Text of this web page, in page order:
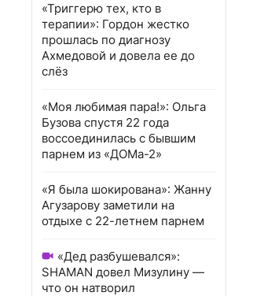
«Триггерю тех, кто в
терапии»: Гордон жестко
прошлась по диагнозу
Ахмедовой и довела ее до
слёз
«Моя любимая пара!»: Ольга
Бузова спустя 22 года
воссоединилась с бывшим
парнем из «ДОМа-2»
«Я была шокирована»: Жанну
Агузарову заметили на
отдыхе с 22-летнем парнем
«Дед разбушевался»:
SHAMAN довел Мизулину —
что он натворил